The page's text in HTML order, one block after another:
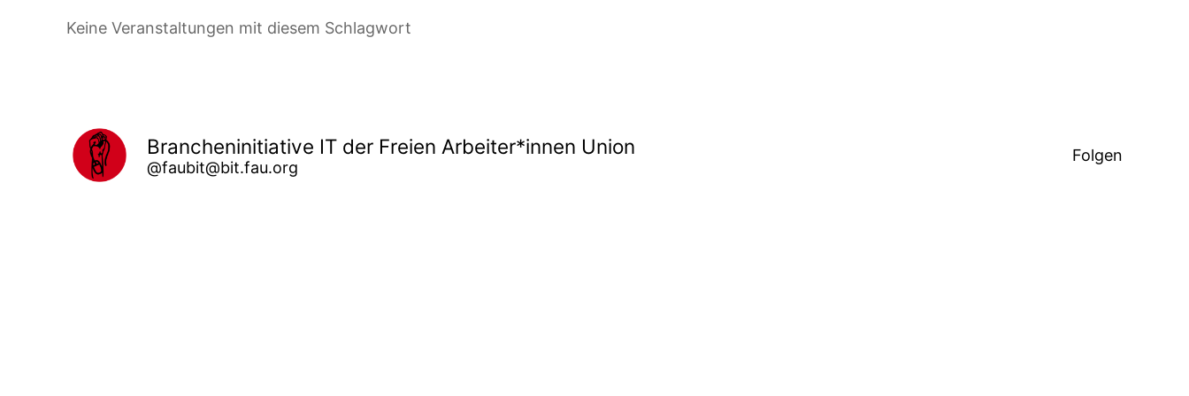
Keine Veranstaltungen mit diesem Schlagwort
Brancheninitiative IT der Freien Arbeiter*innen Union
@faubit@bit.fau.org
Folgen